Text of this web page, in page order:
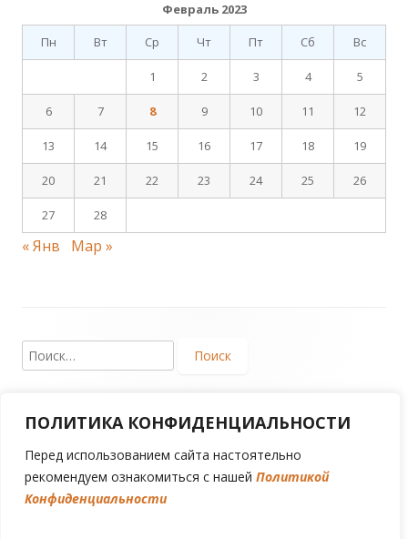
ПОЛИТИКА КОНФИДЕНЦИАЛЬНОСТИ
Перед использованием сайта настоятельно
рекомендуем ознакомиться с нашей Политикой
Конфиденциальности
Февраль 2023
Пн
Вт Ср Чт Пт Сб Вс
1 2 3 4 5
6 7 8 9 10 11 12
13 14 15 16 17 18 19
20 21 22 23 24 25 26
27 28
« Янв Мар »
Content
Найти:
Copyright 2017. Региональная общественная
культуры «СТОЛИЦА». Все права защищены.
Ознакомиться с Политикой Конфиденциальности